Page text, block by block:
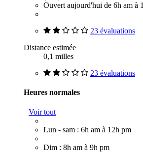
Ouvert aujourd'hui de 6h am à
23 évaluations
Distance estimée
0,1 milles
23 évaluations
Heures normales
Voir tout
Lun - sam : 6h am à 12h pm
Dim : 8h am à 9h pm